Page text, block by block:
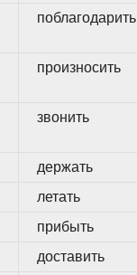
поблагодарить
произносить
звонить
держать
летать
прибыть
доставить